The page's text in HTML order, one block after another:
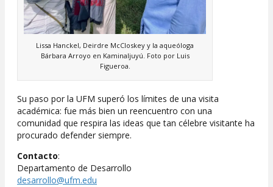
Lissa Hanckel, Deirdre McCloskey y la aqueóloga
Bárbara Arroyo en Kaminaljuyú. Foto por Luis
Figueroa.
Su paso por la UFM superó los límites de una visita
académica: fue más bien un reencuentro con una
comunidad que respira las ideas que tan célebre visitante ha
procurado defender siempre.
Contacto:
Departamento de Desarrollo
desarrollo@ufm.edu